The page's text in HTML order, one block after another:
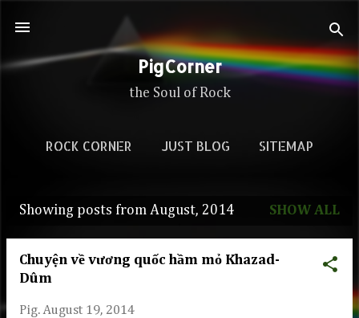
Skip to main content
PigCorner
the Soul of Rock
ROCK CORNER JUST BLOG SITEMAP
Showing posts from August, 2014 SHOW ALL
Chuyện về vương quốc hầm mỏ Khazad-
Dûm
Pig.August 19, 2014